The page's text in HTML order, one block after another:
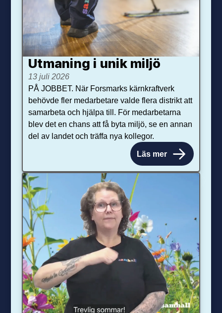
Utmaning i unik miljö
13 juli 2026
PÅ JOBBET. När Forsmarks kärnkraftverk
behövde fler medarbetare valde flera distrikt att
samarbeta och hjälpa till. För medarbetarna
blev det en chans att få byta miljö, se en annan
del av landet och träffa nya kollegor.
Läs mer